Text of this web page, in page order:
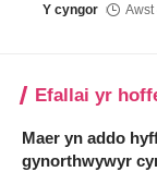
Y cyngor Awst
Efallai yr
Maer yn addo
gynorthwywyr